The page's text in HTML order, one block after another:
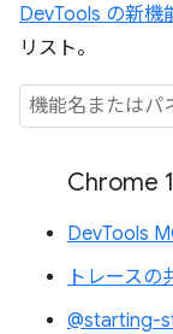
DevTools の新機
リスト。
Chrome
DevTools
トレースの
@starting-